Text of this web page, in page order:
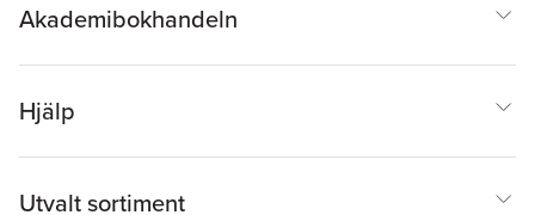
Akademibokhandeln
Hjälp
Utvalt sortiment